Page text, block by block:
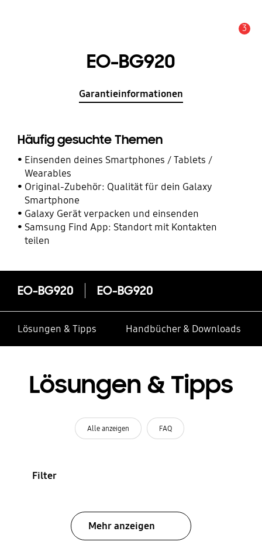
3
EO-BG920
Garantieinformationen
Häufig gesuchte Themen
Einsenden deines Smartphones / Tablets /
Wearables
Original-Zubehör: Qualität für dein Galaxy
Smartphone
Galaxy Gerät verpacken und einsenden
Samsung Find App: Standort mit Kontakten
teilen
EO-BG920 EO-BG920
Lösungen & Tipps Handbücher & Downloads
Lösungen & Tipps
Alle anzeigen FAQ
Filter
Mehr anzeigen